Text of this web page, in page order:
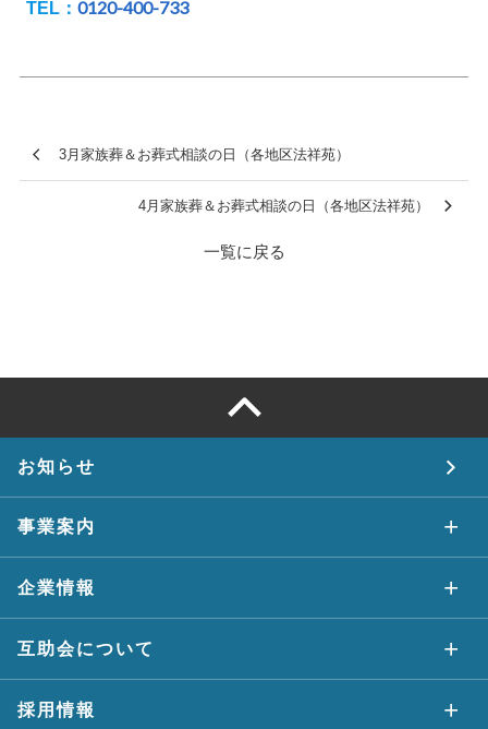
TEL： 0120-400-733
3月家族葬＆お葬式相談の日（各地区法祥苑）
一覧に戻る
4月家族葬＆お葬式相談の日（各地区法祥苑）
お知らせ
事業案内
企業情報
互助会について
採用情報